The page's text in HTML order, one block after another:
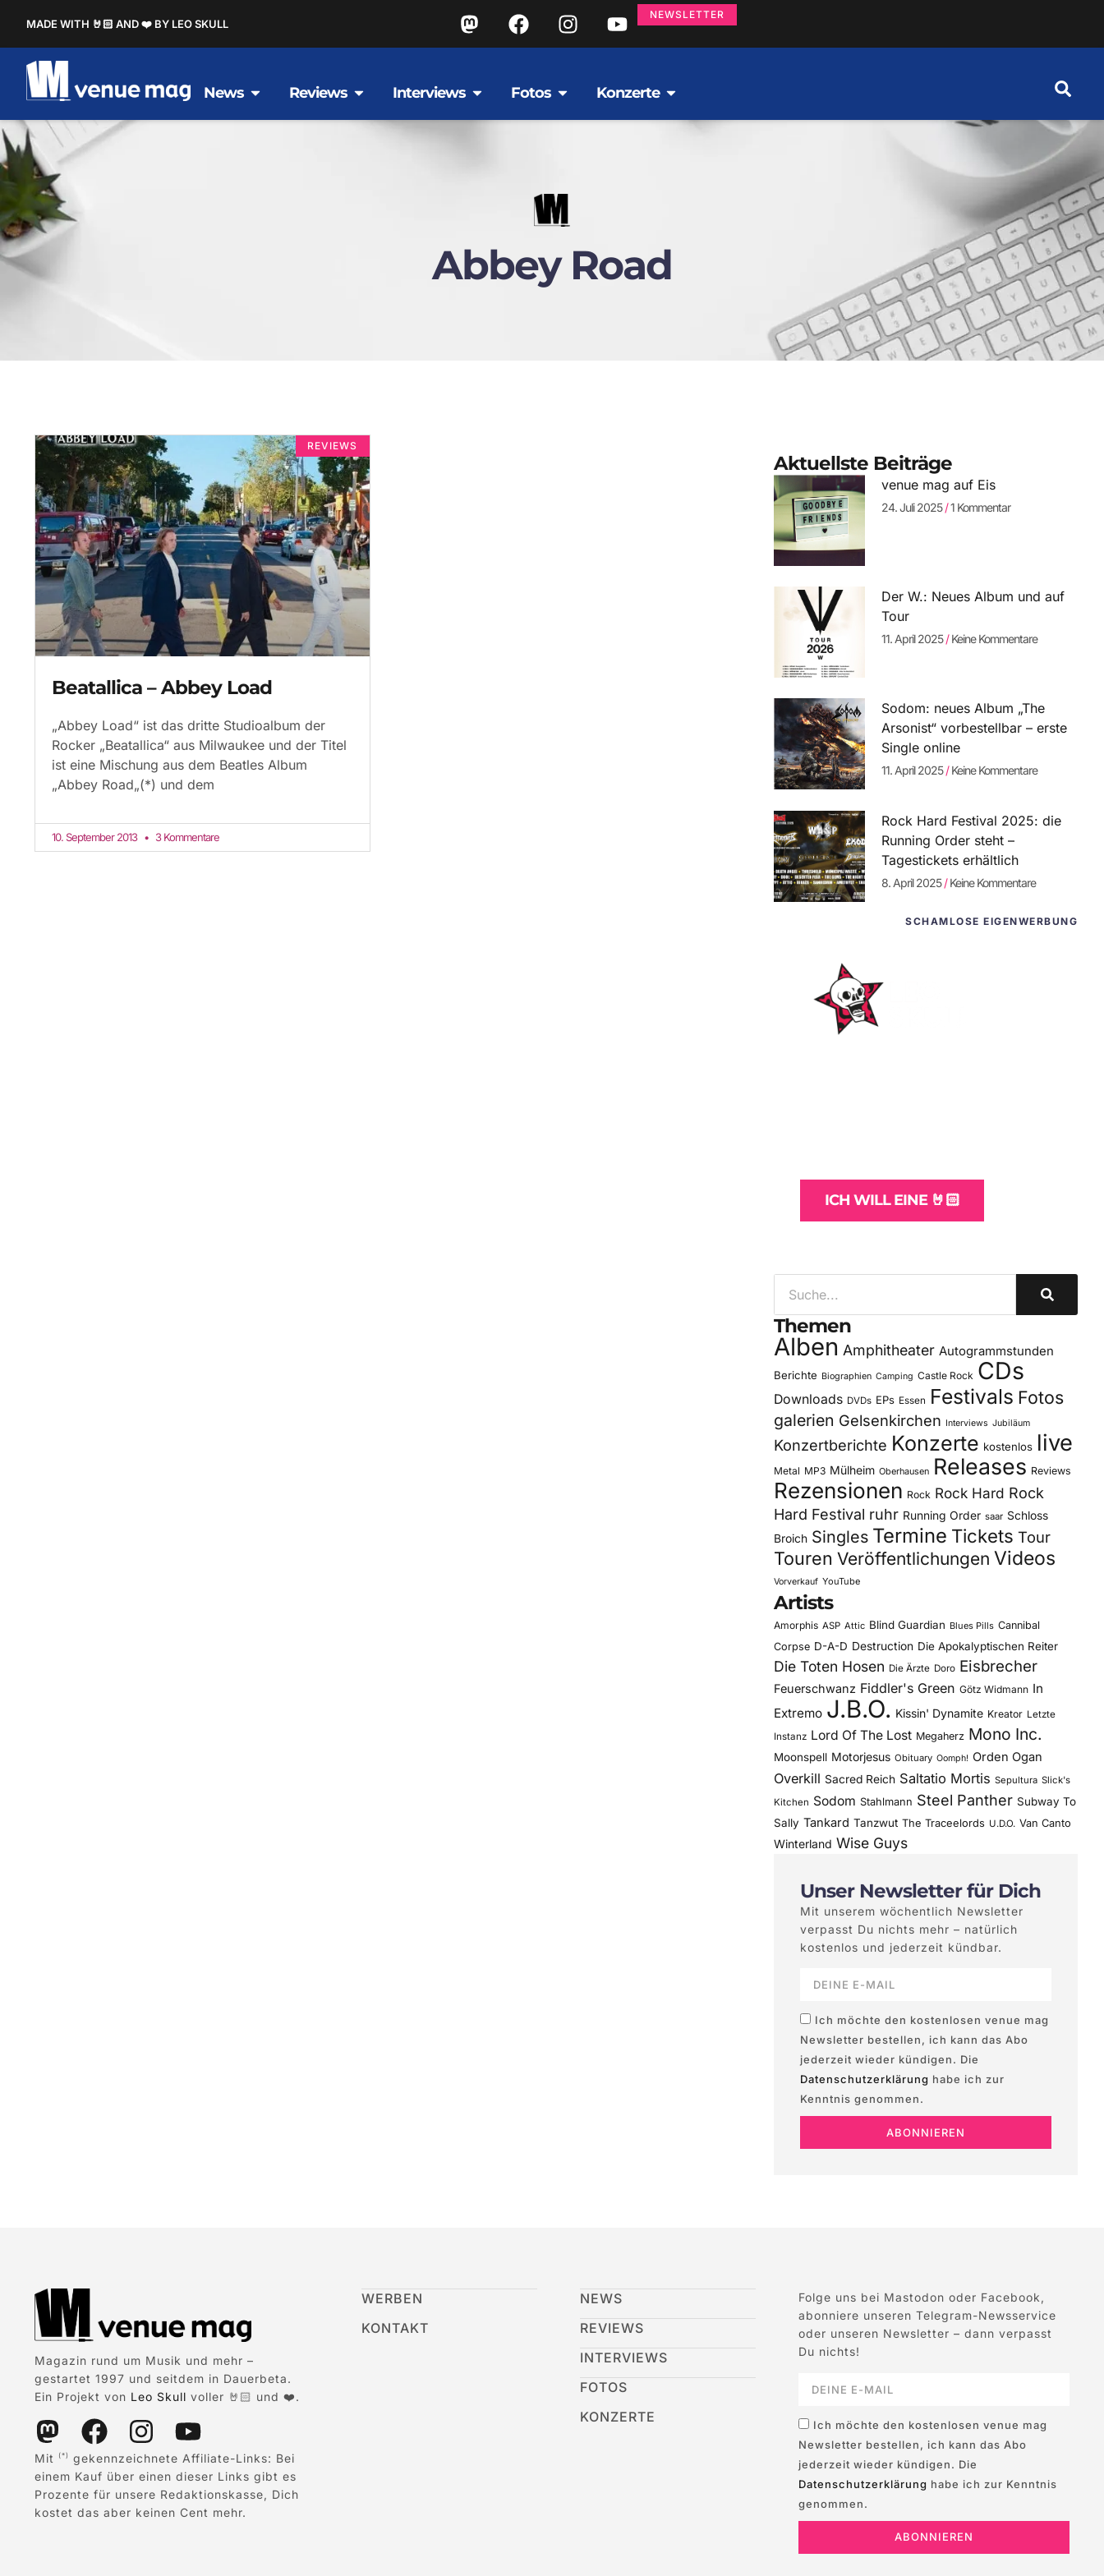
MADE WITH 🤘🏻 AND ❤️ BY LEO SKULL
NEWSLETTER
News Reviews Interviews Fotos Konzerte
Abbey Road
REVIEWS
Beatallica – Abbey Load
„Abbey Load“ ist das dritte Studioalbum der
Rocker „Beatallica“ aus Milwaukee und der Titel
ist eine Mischung aus dem Beatles Album
„Abbey Road„(*) und dem
10. September 2013 3 Kommentare
Aktuellste Beiträge
venue mag auf Eis
24. Juli 2025 1 Kommentar
Der W.: Neues Album und auf
Tour
11. April 2025 Keine Kommentare
Sodom: neues Album „The
Arsonist“ vorbestellbar – erste
Single online
11. April 2025 Keine Kommentare
Rock Hard Festival 2025: die
Running Order steht –
Tagestickets erhältlich
8. April 2025 Keine Kommentare
SCHAMLOSE EIGENWERBUNG
ICH WILL EINE 🤘🏻
Themen
Alben Amphitheater Autogrammstunden
Berichte Biographien Camping Castle Rock CDs
Downloads DVDs EPs Essen Festivals Fotos
galerien Gelsenkirchen Interviews Jubiläum
Konzertberichte Konzerte kostenlos live
Metal MP3 Mülheim Oberhausen Releases Reviews
Rezensionen Rock Rock Hard Rock
Hard Festival ruhr Running Order saar Schloss
Broich Singles Termine Tickets Tour
Touren Veröffentlichungen Videos
Vorverkauf YouTube
Artists
Amorphis ASP Attic Blind Guardian Blues Pills Cannibal
Corpse D-A-D Destruction Die Apokalyptischen Reiter
Die Toten Hosen Die Ärzte Doro Eisbrecher
Feuerschwanz Fiddler's Green Götz Widmann In
Extremo J.B.O. Kissin' Dynamite Kreator Letzte
Instanz Lord Of The Lost Megaherz Mono Inc.
Moonspell Motorjesus Obituary Oomph! Orden Ogan
Overkill Sacred Reich Saltatio Mortis Sepultura Slick's
Kitchen Sodom Stahlmann Steel Panther Subway To
Sally Tankard Tanzwut The Traceelords U.D.O. Van Canto
Winterland Wise Guys
Unser Newsletter für Dich
Mit unserem wöchentlich Newsletter
verpasst Du nichts mehr – natürlich
kostenlos und jederzeit kündbar.
Ich möchte den kostenlosen venue mag
Newsletter bestellen, ich kann das Abo
jederzeit wieder kündigen. Die
Datenschutzerklärung habe ich zur
Kenntnis genommen.
ABONNIEREN
Magazin rund um Musik und mehr –
gestartet 1997 und seitdem in Dauerbeta.
Ein Projekt von Leo Skull voller 🤘🏻 und ❤️.
Mit (*)
gekennzeichnete Affiliate-Links: Bei
einem Kauf über einen dieser Links gibt es
Prozente für unsere Redaktionskasse, Dich
kostet das aber keinen Cent mehr.
WERBEN
KONTAKT
NEWS
REVIEWS
INTERVIEWS
FOTOS
KONZERTE
Folge uns bei Mastodon oder Facebook,
abonniere unseren Telegram-Newsservice
oder unseren Newsletter – dann verpasst
Du nichts!
Ich möchte den kostenlosen venue mag
Newsletter bestellen, ich kann das Abo
jederzeit wieder kündigen. Die
Datenschutzerklärung habe ich zur Kenntnis
genommen.
ABONNIEREN